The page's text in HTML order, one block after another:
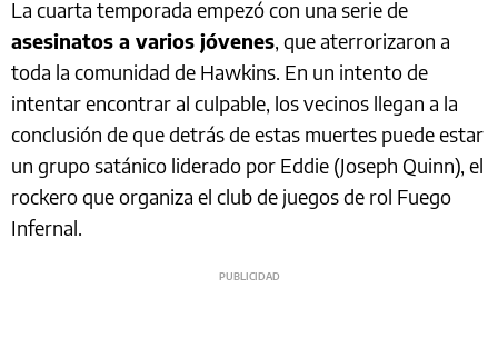
La cuarta temporada empezó con una serie de
asesinatos a varios jóvenes, que aterrorizaron a
toda la comunidad de Hawkins. En un intento de
intentar encontrar al culpable, los vecinos llegan a la
conclusión de que detrás de estas muertes puede estar
un grupo satánico liderado por Eddie (Joseph Quinn), el
rockero que organiza el club de juegos de rol Fuego
Infernal.